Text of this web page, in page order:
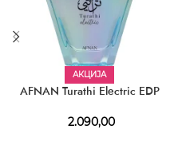
АКЦИЈА
AFNAN Turathi Electric EDP
2.090,00